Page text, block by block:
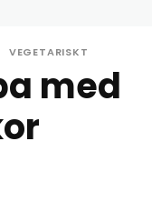
VEGETARISKT
med